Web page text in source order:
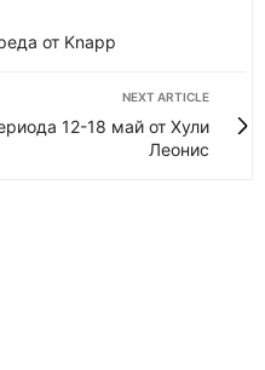
от Knapp
NEXT ARTICLE
12-18 май от Хули
Леонис